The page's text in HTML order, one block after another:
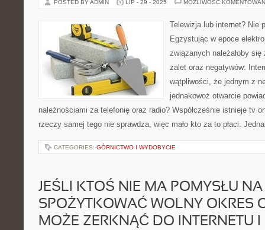
POSTED BY ADMIN LIP - 29 - 2025 MOŻLIWOŚĆ
Telewizja lub internet? Nie
Egzystując w epoce
związanych należałoby
zalet oraz negatywów:
wątpliwości, że jednym z
jednakowoż otwarcie
należnościami za telefonię oraz radio? Współcześnie istnieje tv
rzeczy samej tego nie sprawdza, więc mało kto za to płaci.
CATEGORIES: GÓRNICTWO I WYDOBYCIE
JEŚLI KTOŚ NIE MA POMYSŁU NA
SPOŻYTKOWAĆ WOLNY OKRES
MOŻE ZERKNĄĆ DO INTERNETU I